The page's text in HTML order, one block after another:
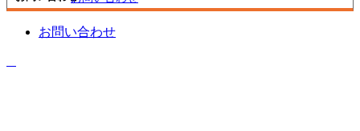
お問い合わせ